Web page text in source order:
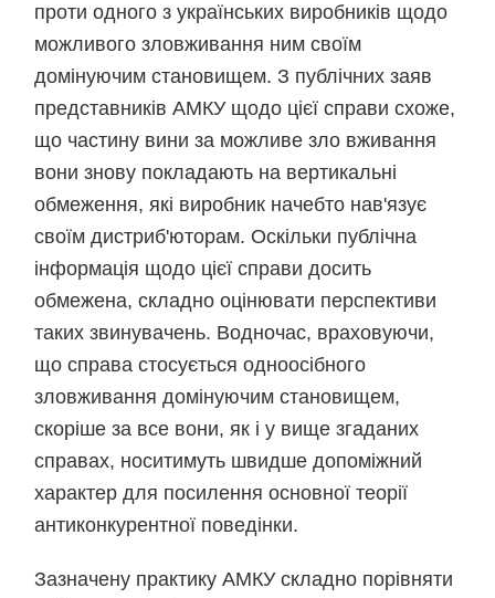
проти одного з українських виробників щодо
можливого зловживання ним своїм
домінуючим становищем. З публічних заяв
представників АМКУ щодо цієї справи схоже,
що частину вини за можливе зло вживання
вони знову покладають на вертикальні
обмеження, які виробник начебто нав'язує
своїм дистриб'юторам. Оскільки публічна
інформація щодо цієї справи досить
обмежена, складно оцінювати перспективи
таких звинувачень. Водночас, враховуючи,
що справа стосується одноосібного
зловживання домінуючим становищем,
скоріше за все вони, як і у вище згаданих
справах, носитимуть швидше допоміжний
характер для посилення основної теорії
антиконкурентної поведінки.
Зазначену практику АМКУ складно порівняти